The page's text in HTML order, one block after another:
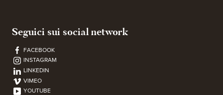
Seguici sui social network
FACEBOOK
INSTAGRAM
LINKEDIN
VIMEO
YOUTUBE